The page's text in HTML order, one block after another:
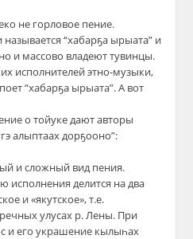
не горловое пение.
“хабарҕа ырыата” и
и массово владеют тувинцы.
исполнителей этно-музыки,
“хабарҕа ырыата”. А вот
о тойуке дают авторы
алыптаах дорҕооно”:
и сложный вид пения.
исполнения делится на два
и «якутское», т.е.
улусах р. Лены. При
и его украшение кылыһах